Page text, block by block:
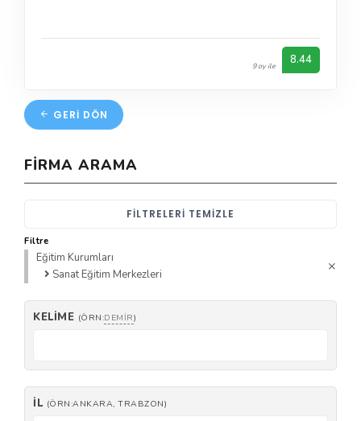
9 oy ile 8.44
GERI DÖN
FIRMA ARAMA
FILTRELERI TEMIZLE
Filtre
Eğitim Kurumları
Sanat Eğitim Merkezleri
KELIME (ÖRN:DEMIR)
İL (ÖRN:ANKARA, TRABZON)